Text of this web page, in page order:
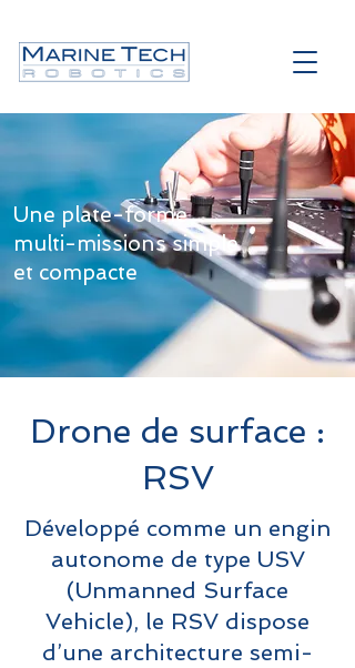
Une plate-forme
multi-missions simple
et compacte
Drone de surface :
RSV
Développé comme un engin
autonome de type USV
(Unmanned Surface
Vehicle), le RSV dispose
d’une architecture semi-